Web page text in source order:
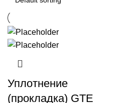
Уплотнение
(прокладка) GTE